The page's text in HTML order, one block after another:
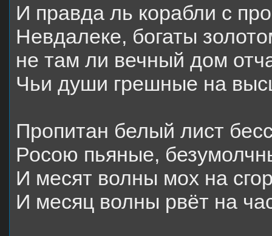
И правда ль корабли с
Невдалеке, богаты
не там ли вечный дом
Чьи души грешные на
Пропитан белый лист
Росою пьяные,
И месят волны мох на
И месяц волны рвёт на